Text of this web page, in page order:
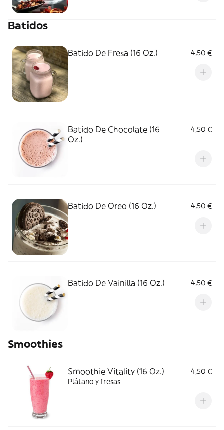
Batidos
Batido De Fresa (16 Oz.) 4,50 €
Batido De Chocolate (16
Oz.)
4,50 €
Batido De Oreo (16 Oz.) 4,50 €
Batido De Vainilla (16 Oz.) 4,50 €
Smoothies
Smoothie Vitality (16 Oz.)
4,50 €
Plátano y fresas